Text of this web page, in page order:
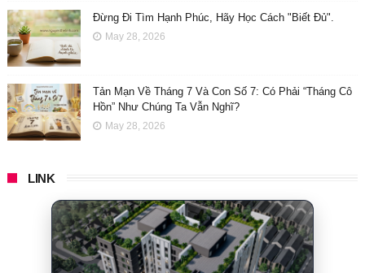
Đừng Đi Tìm Hạnh Phúc, Hãy Học Cách "Biết Đủ".
May 28, 2026
Tản Mạn Về Tháng 7 Và Con Số 7: Có Phải “Tháng Cô
Hồn” Như Chúng Ta Vẫn Nghĩ?
May 28, 2026
LINK